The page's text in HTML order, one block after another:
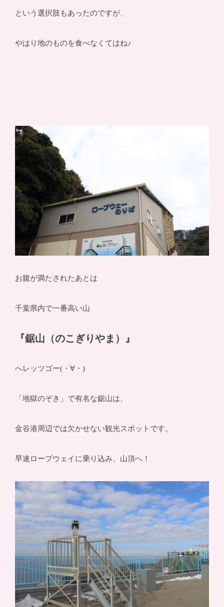
という選択肢もあったのですが、
やはり地のものを食べなくてはね♪
お腹が満たされたあとは
千葉県内で一番高い山
『鋸山（のこぎりやま）』
へレッツゴー(・∀・)
「地獄のぞき」で有名な鋸山は、
金谷港周辺では欠かせない観光スポットです。
早速ロープウェイに乗り込み、山頂へ！